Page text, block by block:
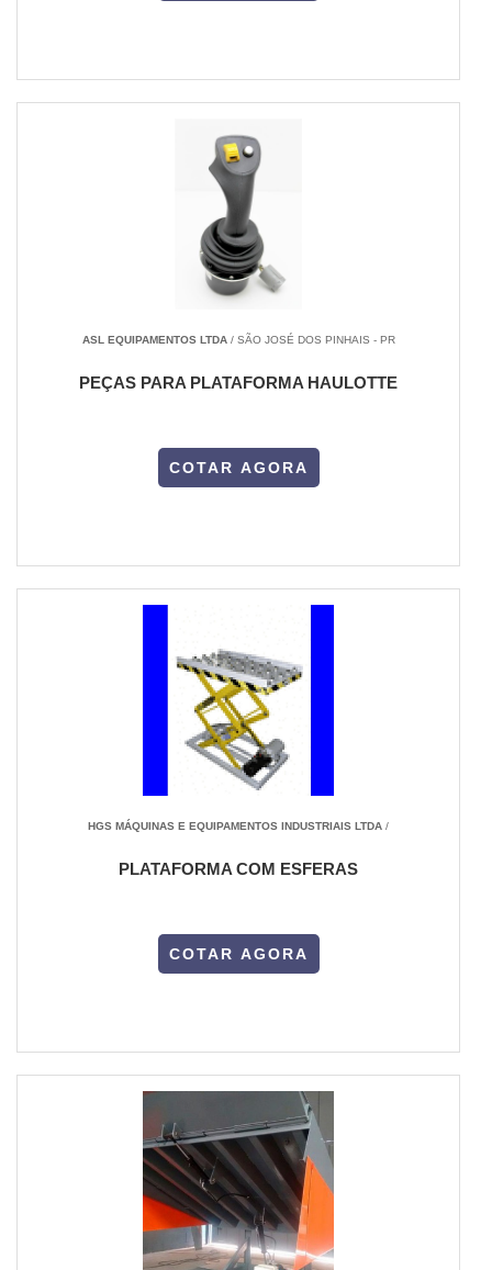
ASL EQUIPAMENTOS LTDA/ SÃO JOSÉ DOS PINHAIS - PR
PEÇAS PARA PLATAFORMA HAULOTTE
COTAR AGORA
HGS MÁQUINAS E EQUIPAMENTOS INDUSTRIAIS LTDA /
PLATAFORMA COM ESFERAS
COTAR AGORA